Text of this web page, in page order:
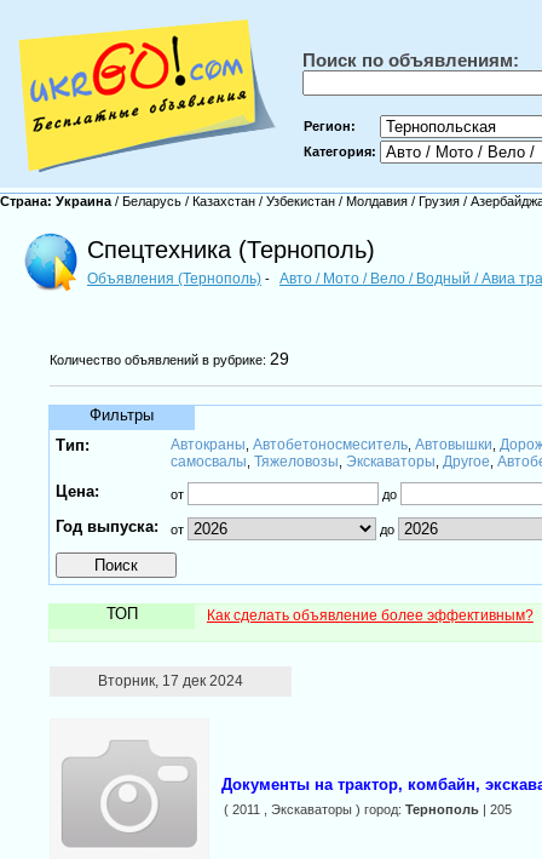
Поиск по объявлениям:
Регион:
Категория:
Страна: Украина / Беларусь / Казахстан / Узбекистан / Молдавия / Грузия /
Спецтехника (Тернополь)
Объявления (Тернополь) - Авто / Мото / Вело / Водный / Авиа
Количество объявлений в рубрике: 29
Фильтры
Тип:
Автокраны Автобетоносмеситель, Автовышки
самосвалы Тяжеловозы Экскаваторы Другое
Цена: от до
Год выпуска: от до
ТОП Как сделать объявление более эффективным?
Вторник, 17 дек 2024
Документы на трактор, комбайн,
( 2011 , Экскаваторы ) город: Тернополь| 205